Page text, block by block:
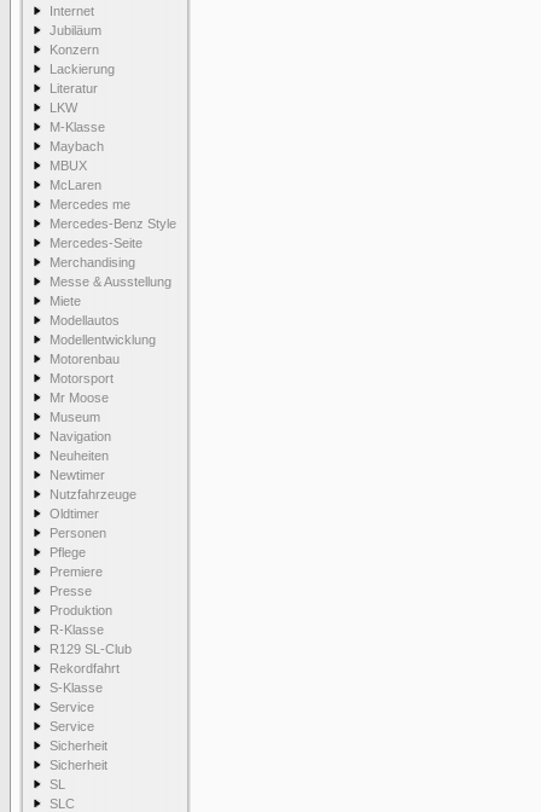
Internet
Jubiläum
Konzern
Lackierung
Literatur
LKW
M-Klasse
Maybach
MBUX
McLaren
Mercedes me
Mercedes-Benz Style
Mercedes-Seite
Merchandising
Messe & Ausstellung
Miete
Modellautos
Modellentwicklung
Motorenbau
Motorsport
Mr Moose
Museum
Navigation
Neuheiten
Newtimer
Nutzfahrzeuge
Oldtimer
Personen
Pflege
Premiere
Presse
Produktion
R-Klasse
R129 SL-Club
Rekordfahrt
S-Klasse
Service
Service
Sicherheit
Sicherheit
SL
SLC